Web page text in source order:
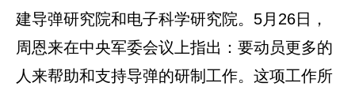
建导弹研究院和电子科学研究院。5月26日，
周恩来在中央军委会议上指出：要动员更多的
人来帮助和支持导弹的研制工作。这项工作所